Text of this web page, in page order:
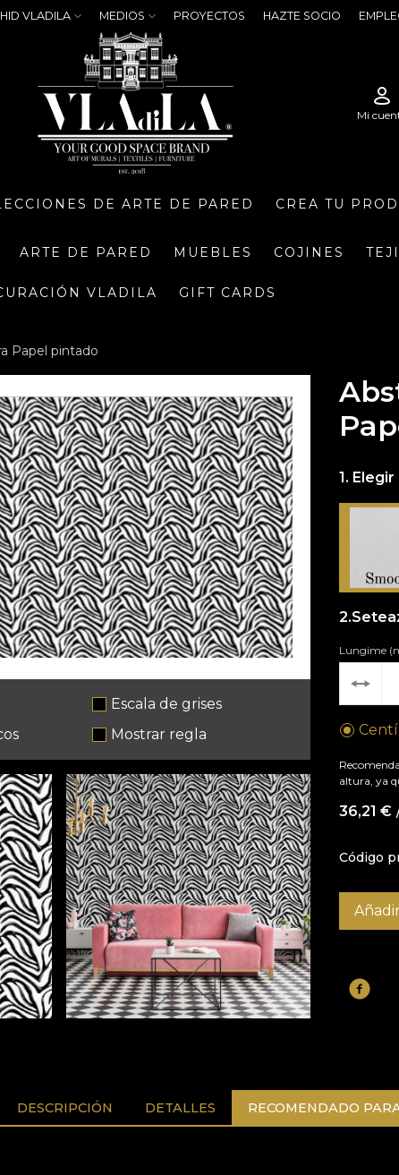
VLADILA MEDIOS PROYECTOS HAZTE SOCIO
DE ARTE DE PARED CREA TU
ARTE DE PARED MUEBLES COJINES
VLADILA GIFT CARDS
Papel pintado
Escala de grises
Mostrar regla
Lungime
altura, ya
36,21€
Código
DESCRIPCIÓN DETALLES RECOMENDADO